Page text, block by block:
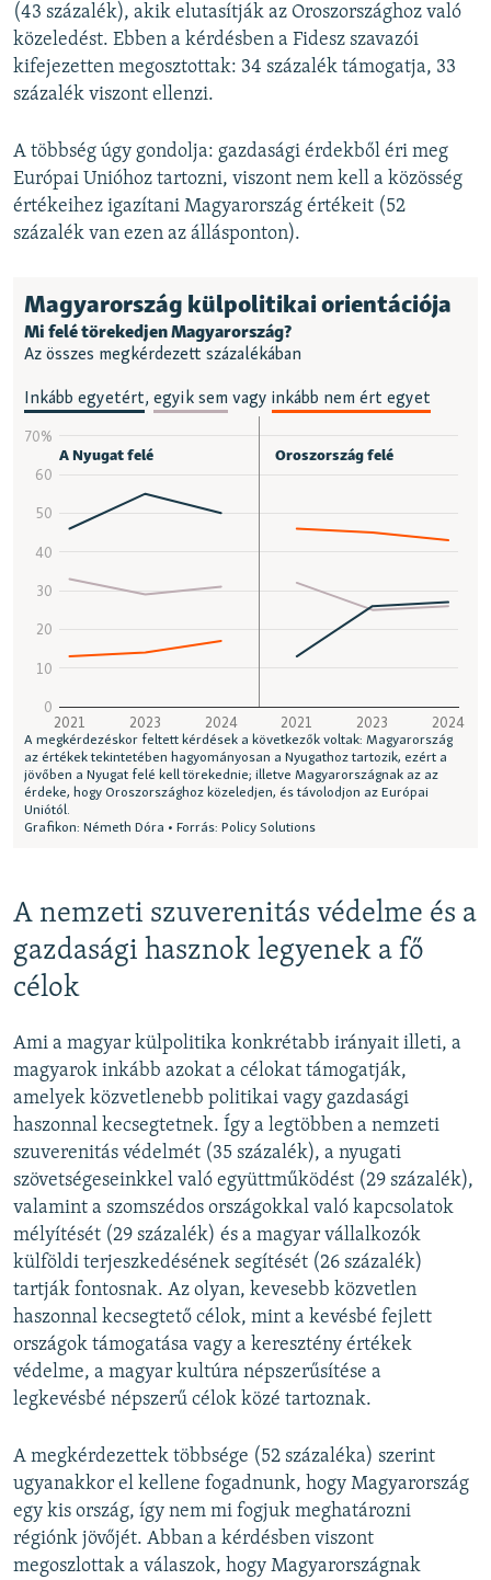
(43 százalék), akik elutasítják az Oroszországhoz való
közeledést. Ebben a kérdésben a Fidesz szavazói
kifejezetten megosztottak: 34 százalék támogatja, 33
százalék viszont ellenzi.
A többség úgy gondolja: gazdasági érdekből éri meg
Európai Unióhoz tartozni, viszont nem kell a közösség
értékeihez igazítani Magyarország értékeit (52
százalék van ezen az állásponton).
A nemzeti szuverenitás védelme és a
gazdasági hasznok legyenek a fő
célok
Ami a magyar külpolitika konkrétabb irányait illeti, a
magyarok inkább azokat a célokat támogatják,
amelyek közvetlenebb politikai vagy gazdasági
haszonnal kecsegtetnek. Így a legtöbben a nemzeti
szuvereni­tás védelmét (35 százalék), a nyugati
szövetségeseinkkel való együttműködést (29 százalék),
valamint a szomszédos országok­kal való kapcsolatok
mélyítését (29 százalék) és a magyar vállalkozók
külföldi terjeszkedésének segítését (26 százalék)
tartják fontosnak. Az olyan, kevesebb közvetlen
haszonnal kecsegtető célok, mint a kevésbé fejlett
országok támogatása vagy a keresztény értékek
védelme, a magyar kultúra népszerűsítése a
legkevésbé népszerű célok közé tartoznak.
A megkérdezettek többsége (52 százaléka) szerint
ugyanakkor el kellene fogadnunk, hogy Magyarország
egy kis ország, így nem mi fogjuk meghatározni
régiónk jövő­jét. Abban a kérdésben viszont
megoszlottak a válaszok, hogy Magyarországnak